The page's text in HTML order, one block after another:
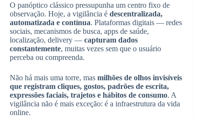
O panóptico clássico pressupunha um centro fixo de
observação. Hoje, a vigilância é descentralizada,
automatizada e contínua. Plataformas digitais — redes
sociais, mecanismos de busca, apps de saúde,
localização, delivery — capturam dados
constantemente, muitas vezes sem que o usuário
perceba ou compreenda.
Não há mais uma torre, mas milhões de olhos invisíveis
que registram cliques, gostos, padrões de escrita,
expressões faciais, trajetos e hábitos de consumo. A
vigilância não é mais exceção: é a infraestrutura da vida
online.